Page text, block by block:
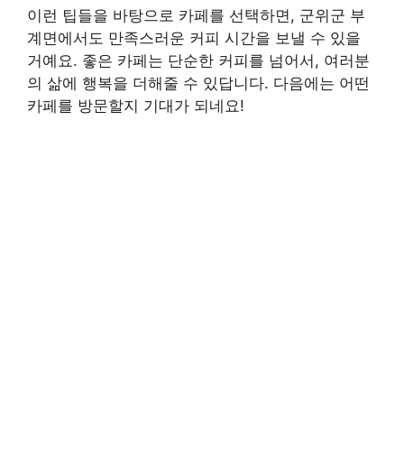
이런 팁들을 바탕으로 카페를 선택하면, 군위군 부
계면에서도 만족스러운 커피 시간을 보낼 수 있을
거예요. 좋은 카페는 단순한 커피를 넘어서, 여러분
의 삶에 행복을 더해줄 수 있답니다. 다음에는 어떤
카페를 방문할지 기대가 되네요!